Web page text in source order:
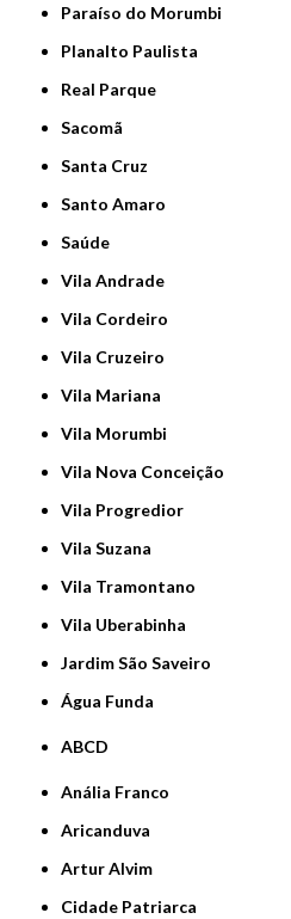
Paraíso do Morumbi
Planalto Paulista
Real Parque
Sacomã
Santa Cruz
Santo Amaro
Saúde
Vila Andrade
Vila Cordeiro
Vila Cruzeiro
Vila Mariana
Vila Morumbi
Vila Nova Conceição
Vila Progredior
Vila Suzana
Vila Tramontano
Vila Uberabinha
jardim São Saveiro
Água Funda
ABCD
Anália Franco
Aricanduva
Artur Alvim
Cidade Patriarca